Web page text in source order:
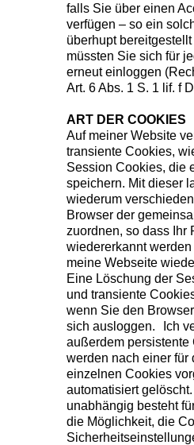
falls Sie über einen
verfügen – so ein
überhupt
müssten Sie sich für
erneut einloggen
Art. 6 Abs. 1 S. 1 lif. f
ART DER COOKIES
Auf meiner Website
transiente Cookies,
Session Cookies, die
speichern. Mit dieser
wiederum
Browser der
zuordnen, so dass Ihr
wiedererkannt
meine Webseite
Eine Löschung der
und transiente
wenn Sie den
sich ausloggen. Ich
außerdem persistente
werden nach einer für
einzelnen Cookies
automatisiert
unabhängig besteht
die Möglichkeit, die